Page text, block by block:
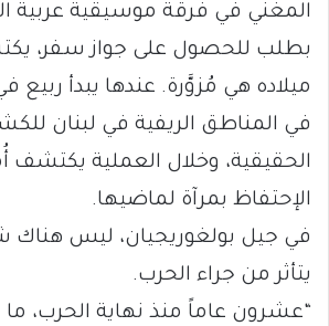
المغني في فرقة موسيقية عربية
بطلب للحصول على جواز سفر،
ميلاده هي مُزوَّرة. عندها يبدأ ربيع
في المناطق الريفية في لبنان
الحقيقية، وخلال العملية
الإحتفاظ بمرآة لماضيها.
في جيل بولغوريجيان، ليس
يتأثر من جراء الحرب.
“عشرون عاماً منذ نهاية الحرب، ما